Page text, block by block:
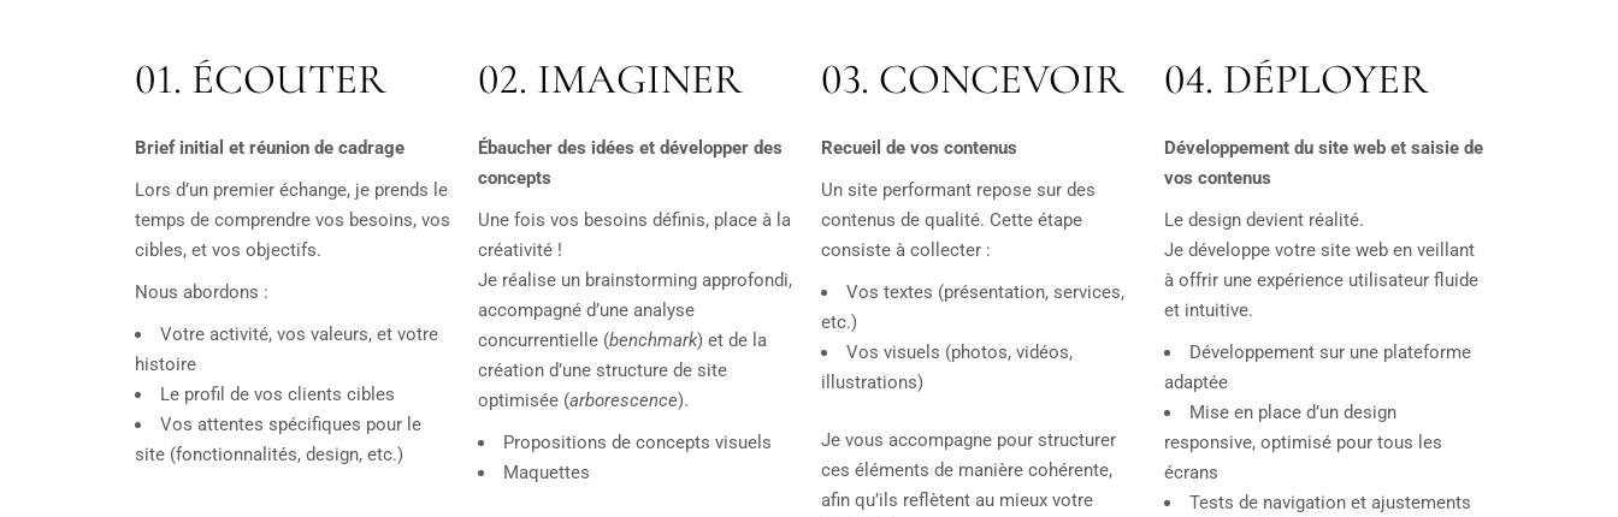
01. ÉCOUTER
Brief initial et réunion de cadrage
Lors d’un premier échange, je prends le
temps de comprendre vos besoins, vos
cibles, et vos objectifs.
Nous abordons :
Votre activité, vos valeurs, et votre
histoire
Le profil de vos clients cibles
Vos attentes spécifiques pour le
site (fonctionnalités, design, etc.)
02. IMAGINER
Ébaucher des idées et développer des
concepts
Une fois vos besoins définis, place à la
créativité !
Je réalise un brainstorming approfondi,
accompagné d’une analyse
concurrentielle (benchmark) et de la
création d’une structure de site
optimisée (arborescence).
Propositions de concepts visuels
Maquettes
03. CONCEVOIR
Recueil de vos contenus
Un site performant repose sur des
contenus de qualité. Cette étape
consiste à collecter :
Vos textes (présentation, services,
etc.)
Vos visuels (photos, vidéos,
illustrations)
Je vous accompagne pour structurer
ces éléments de manière cohérente,
afin qu’ils reflètent au mieux votre
04. DÉPLOYER
Développement du site web et saisie de
vos contenus
Le design devient réalité.
Je développe votre site web en veillant
à offrir une expérience utilisateur fluide
et intuitive.
Développement sur une plateforme
adaptée
Mise en place d’un design
responsive, optimisé pour tous les
écrans
Tests de navigation et ajustements